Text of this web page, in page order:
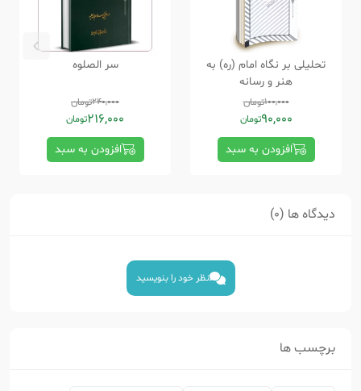
تحلیلی بر نگاه امام (ره) به
هنر و رسانه
100,000تومان
90,000تومان
افزودن به سبد
سر الصلوه
240,000تومان
216,000تومان
افزودن به سبد
دیدگاه ها (0)
نظر خود را بنویسید
برچسب ها